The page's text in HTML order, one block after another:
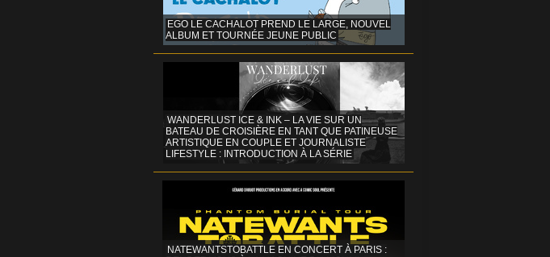
EGO LE CACHALOT PREND LE LARGE, NOUVEL
ALBUM ET TOURNÉE JEUNE PUBLIC
WANDERLUST ICE & INK – LA VIE SUR UN
BATEAU DE CROISIÈRE EN TANT QUE PATINEUSE
ARTISTIQUE EN COUPLE ET JOURNALISTE
LIFESTYLE : INTRODUCTION À LA SÉRIE
NATEWANTSTOBATTLE EN CONCERT À PARIS :